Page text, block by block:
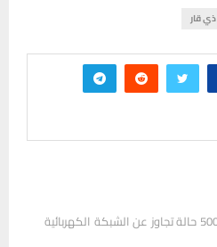
ذي قار
كهرباء ذي قار: ازالة اكثر من 500 حالة تجاوز عن الشبكة الكهربائية